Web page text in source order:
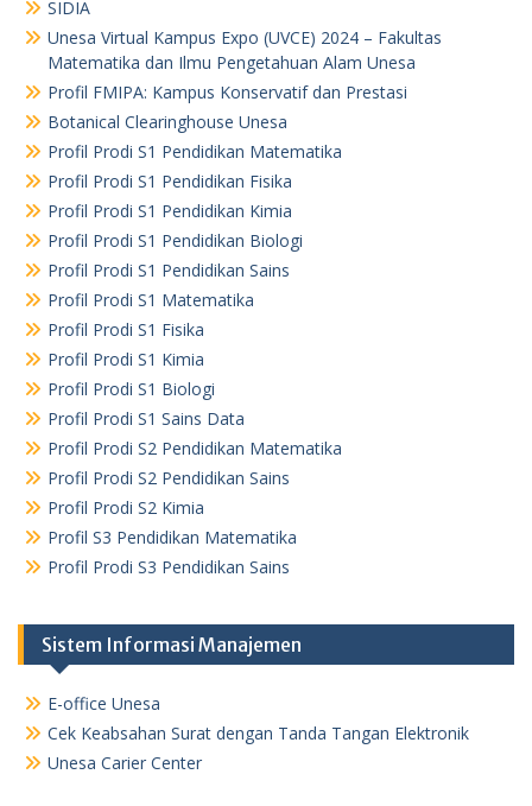
SIDIA
Unesa Virtual Kampus Expo (UVCE) 2024 – Fakultas
Matematika dan Ilmu Pengetahuan Alam Unesa
Profil FMIPA: Kampus Konservatif dan Prestasi
Botanical Clearinghouse Unesa
Profil Prodi S1 Pendidikan Matematika
Profil Prodi S1 Pendidikan Fisika
Profil Prodi S1 Pendidikan Kimia
Profil Prodi S1 Pendidikan Biologi
Profil Prodi S1 Pendidikan Sains
Profil Prodi S1 Matematika
Profil Prodi S1 Fisika
Profil Prodi S1 Kimia
Profil Prodi S1 Biologi
Profil Prodi S1 Sains Data
Profil Prodi S2 Pendidikan Matematika
Profil Prodi S2 Pendidikan Sains
Profil Prodi S2 Kimia
Profil S3 Pendidikan Matematika
Profil Prodi S3 Pendidikan Sains
Sistem Informasi Manajemen
E-office Unesa
Cek Keabsahan Surat dengan Tanda Tangan Elektronik
Unesa Carier Center